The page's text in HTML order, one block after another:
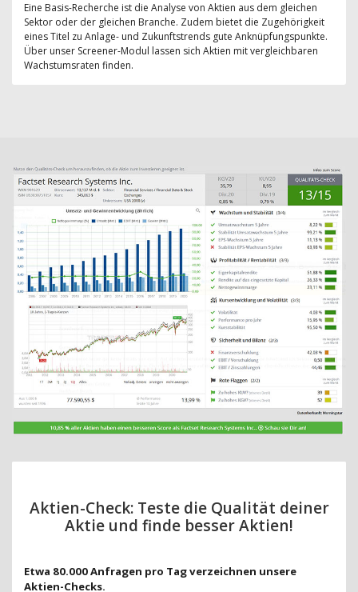
Eine Basis-Recherche ist die Analyse von Aktien aus dem gleichen
Sektor oder der gleichen Branche. Zudem bietet die Zugehörigkeit
eines Titel zu Anlage- und Zukunftstrends gute Anknüpfungspunkte.
Über unser Screener-Modul lassen sich Aktien mit vergleichbaren
Wachstumsraten finden.
Aktien-Check: Teste die Qualität deiner
Aktie und finde besser Aktien!
Etwa 80.000 Anfragen pro Tag verzeichnen unsere
Aktien-Checks.